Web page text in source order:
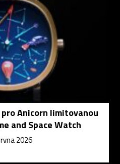
Anicorn limitovanou
and Space Watch
2026